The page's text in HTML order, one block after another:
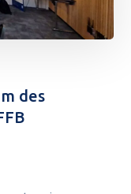
des